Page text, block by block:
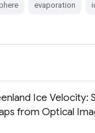
evaporation
Ice Velocity:
from Optical